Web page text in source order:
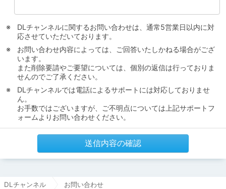
DLチャンネルに関するお問い合わせは、通常5営業日以内に対
応させていただいております。
お問い合わせ内容によっては、ご回答いたしかねる場合がござ
います。
また削除要請やご要望については、個別の返信は行っておりま
せんのでご了承ください。
DLチャンネルでは電話によるサポートには対応しておりませ
ん。
お手数ではございますが、ご不明点については上記サポートフ
ォームよりお問い合わせください。
送信内容の確認
DLチャンネル お問い合わせ